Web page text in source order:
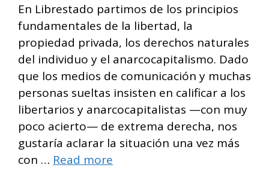
En Librestado partimos de los principios
fundamentales de la libertad, la
propiedad privada, los derechos naturales
del individuo y el anarcocapitalismo. Dado
que los medios de comunicación y muchas
personas sueltas insisten en calificar a los
libertarios y anarcocapitalistas —con muy
poco acierto— de extrema derecha, nos
gustaría aclarar la situación una vez más
con … Read more